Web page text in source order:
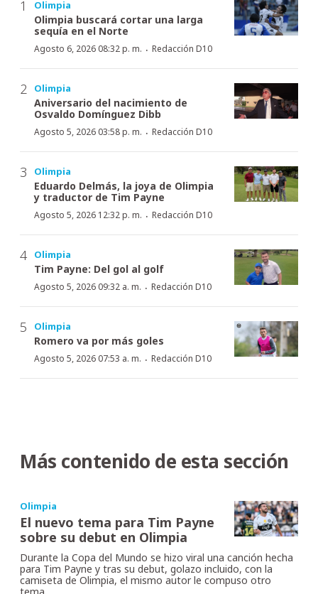
Olimpia
Olimpia buscará cortar una larga
sequía en el Norte
Agosto 6, 2026 08:32 p. m. · Redacción D10
Olimpia
Aniversario del nacimiento de
Osvaldo Domínguez Dibb
Agosto 5, 2026 03:58 p. m. · Redacción D10
Olimpia
Eduardo Delmás, la joya de Olimpia
y traductor de Tim Payne
Agosto 5, 2026 12:32 p. m. · Redacción D10
Olimpia
Tim Payne: Del gol al golf
Agosto 5, 2026 09:32 a. m. · Redacción D10
Olimpia
Romero va por más goles
Agosto 5, 2026 07:53 a. m. · Redacción D10
Más contenido de esta sección
Olimpia
El nuevo tema para Tim Payne
sobre su debut en Olimpia
Durante la Copa del Mundo se hizo viral una canción hecha
para Tim Payne y tras su debut, golazo incluido, con la
camiseta de Olimpia, el mismo autor le compuso otro